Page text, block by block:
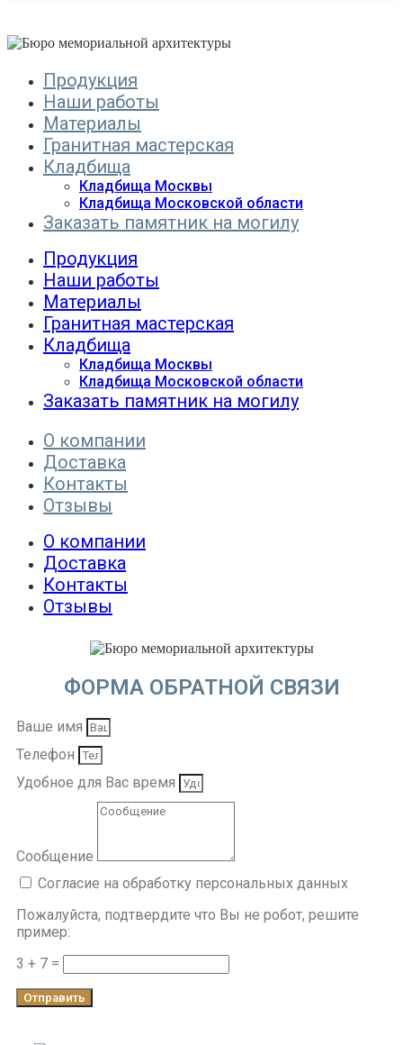
Продукция
Наши работы
Материалы
Гранитная мастерская
Кладбища
Кладбища Москвы
Кладбища Московской области
Заказать памятник на могилу
Продукция
Наши работы
Материалы
Гранитная мастерская
Кладбища
Кладбища Москвы
Кладбища Московской области
Заказать памятник на могилу
О компании
Доставка
Контакты
Отзывы
О компании
Доставка
Контакты
Отзывы
ФОРМА ОБРАТНОЙ СВЯЗИ
Ваше имя
Телефон
Удобное для Вас время
Сообщение
Согласие на обработку персональных данных
Пожалуйста, подтвердите что Вы не робот, решите
пример:
3 + 7 =
Отправить